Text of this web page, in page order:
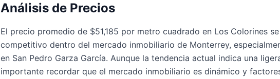
Análisis de Precios
El precio promedio de $51,185 por metro cuadrado en Los Colorines
competitivo dentro del mercado inmobiliario de Monterrey,
en San Pedro Garza García. Aunque la tendencia actual indica una
importante recordar que el mercado inmobiliario es dinámico y